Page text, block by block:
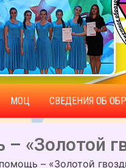
МОЦ СВЕДЕНИЯ ОБ
«Золотой
– «Золотой